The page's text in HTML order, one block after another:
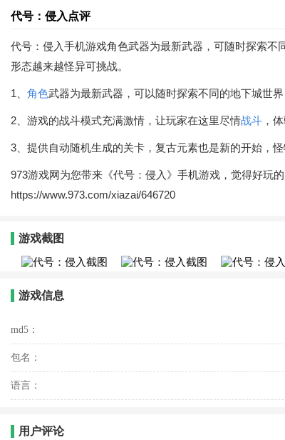
代号：侵入点评
代号：侵入手机游戏角色武器为最新武器，可随时探索
形态越来越怪异可挑战。
1、 角色武器为最新武器，可以随时探索不同的地下城世界
2、游戏的战斗模式充满激情，让玩家在这里尽情战斗 ，
3、提供自动随机生成的关卡，复古元素也是新的开始，怪
973游戏网为您带来《代号：侵入》手机游戏，觉得好玩
https://www.973.com/xiazai/646720
游戏截图
游戏信息
md5：
包名：
语言：
用户评论